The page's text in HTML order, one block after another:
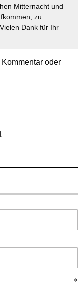
Mitternacht und
zu
Dank für Ihr
oder